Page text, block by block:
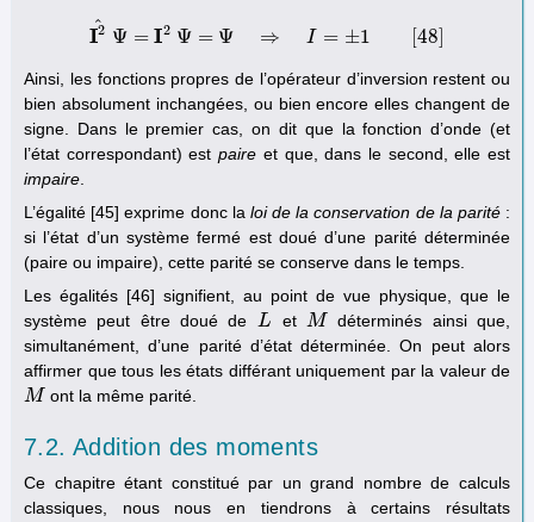
I2
^ Ψ = I2 Ψ = Ψ ⇒ I = ±1 48
I2^ Ψ =I2 =Ψ =± 1[48]
Ainsi, les fonctions propres de l’opérateur d’inversion restent ou
bien absolument inchangées, ou bien encore elles changent de
signe. Dans le premier cas, on dit que la fonction d’onde (et
l’état correspondant) estpaire et que, dans le second, elle est
impaire.
L’égalité [45] exprime donc la loi de la conservation de la parité:
si l’état d’un système fermé est doué d’une parité déterminée
(paire ou impaire), cette parité se conserve dans le temps.
Les égalités [46] signifient, au point de vue physique, que le
système peut être doué de L
L et M
M
déterminés ainsi que,
simultanément, d’une parité d’état déterminée. On peut alors
affirmer que tous les états différant uniquement par la valeur de
M
M ont la même parité.
7.2. Addition des moments
Ce chapitre étant constitué par un grand nombre de calculs
classiques, nous nous en tiendrons à certains résultats